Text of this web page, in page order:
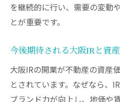
を継続的に行い、需要の変動
とが重要です。
今後期待される大阪IRと資
大阪IRの開業が不動産の資産
とされています。なぜなら、
ブランド力が向上し、地価や